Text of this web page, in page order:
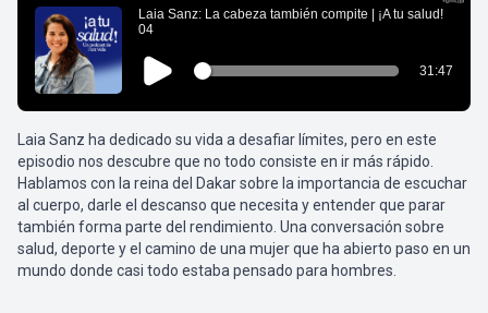
Laia Sanz ha dedicado su vida a desafiar límites, pero en este
episodio nos descubre que no todo consiste en ir más rápido.
Hablamos con la reina del Dakar sobre la importancia de escuchar
al cuerpo, darle el descanso que necesita y entender que parar
también forma parte del rendimiento. Una conversación sobre
salud, deporte y el camino de una mujer que ha abierto paso en un
mundo donde casi todo estaba pensado para hombres.